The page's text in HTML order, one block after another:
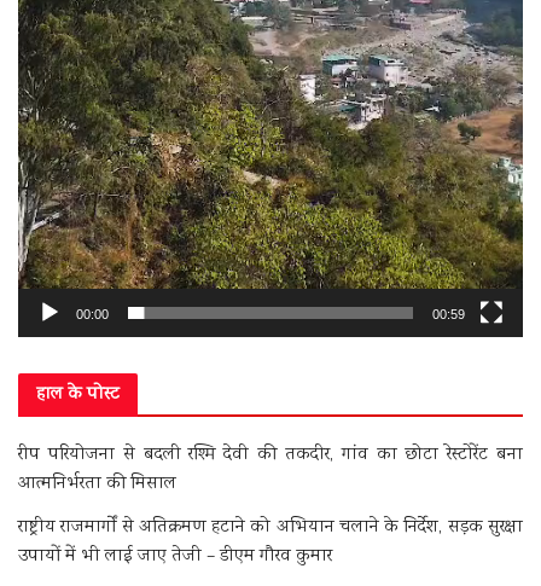
00:00 00:59
हाल के पोस्ट
रीप परियोजना से बदली रश्मि देवी की तकदीर, गांव का छोटा रेस्टोरेंट बना
आत्मनिर्भरता की मिसाल
राष्ट्रीय राजमार्गों से अतिक्रमण हटाने को अभियान चलाने के निर्देश, सड़क सुरक्षा
उपायों में भी लाई जाए तेजी – डीएम गौरव कुमार